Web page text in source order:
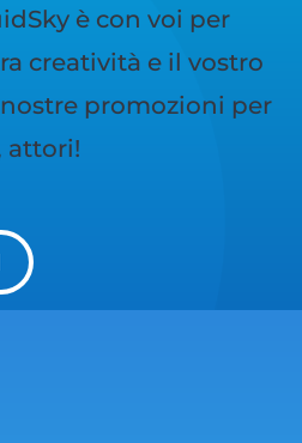
è con voi per
creatività e il vostro
promozioni per
attori!